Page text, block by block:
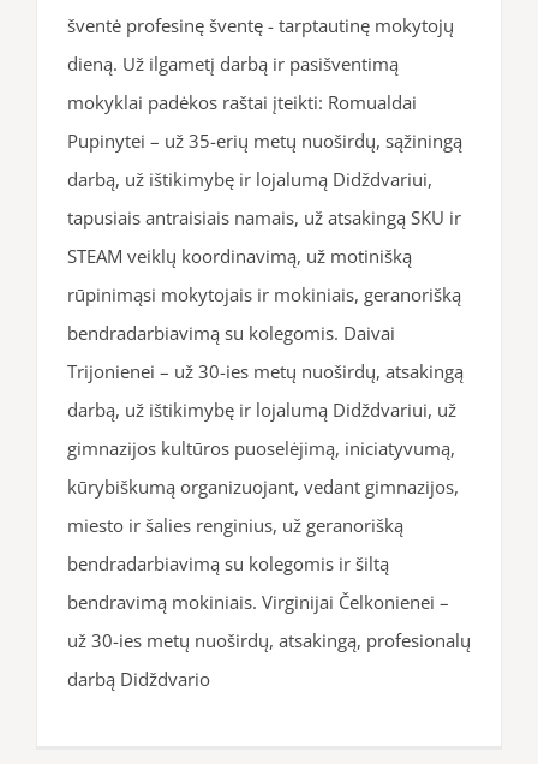
šventė profesinę šventę - tarptautinę mokytojų
dieną. Už ilgametį darbą ir pasišventimą
mokyklai padėkos raštai įteikti: Romualdai
Pupinytei – už 35-erių metų nuoširdų, sąžiningą
darbą, už ištikimybę ir lojalumą Didždvariui,
tapusiais antraisiais namais, už atsakingą SKU ir
STEAM veiklų koordinavimą, už motinišką
rūpinimąsi mokytojais ir mokiniais, geranorišką
bendradarbiavimą su kolegomis. Daivai
Trijonienei – už 30-ies metų nuoširdų, atsakingą
darbą, už ištikimybę ir lojalumą Didždvariui, už
gimnazijos kultūros puoselėjimą, iniciatyvumą,
kūrybiškumą organizuojant, vedant gimnazijos,
miesto ir šalies renginius, už geranorišką
bendradarbiavimą su kolegomis ir šiltą
bendravimą mokiniais. Virginijai Čelkonienei –
už 30-ies metų nuoširdų, atsakingą, profesionalų
darbą Didždvario